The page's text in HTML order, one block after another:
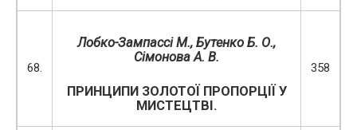
68.
Лобко-Зампассі М., Бутенко Б. О.,
Сімонова А. В.
ПРИНЦИПИ ЗОЛОТОЇ ПРОПОРЦІЇ У
МИСТЕЦТВІ.
358